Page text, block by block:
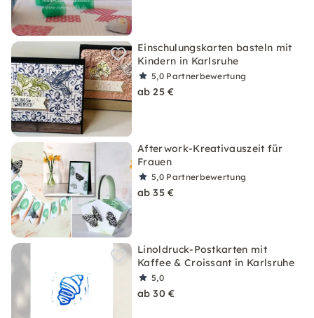
Einschulungskarten basteln mit
Kindern in Karlsruhe
5,0 Partnerbewertung
ab 25 €
Afterwork-Kreativauszeit für
Frauen
5,0 Partnerbewertung
ab 35 €
Linoldruck-Postkarten mit
Kaffee & Croissant in Karlsruhe
5,0
ab 30 €